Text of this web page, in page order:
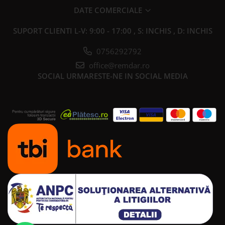
DATE COMERCIALE
SUPORT CLIENTI L-V: 9:00 - 17:00 , S: INCHIS , D: INCHIS
0756292792
office@remdar.ro
SOCIAL URMARESTE-NE IN SOCIAL MEDIA